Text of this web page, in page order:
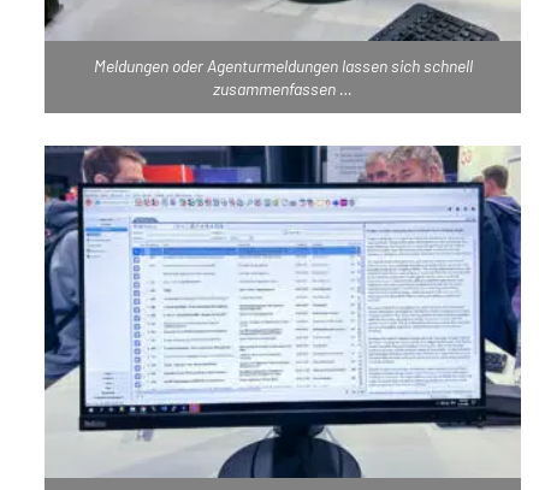
Meldungen oder Agenturmeldungen lassen sich schnell
zusammenfassen …